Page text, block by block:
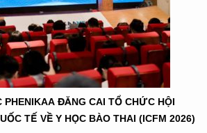
PHENIKAA ĐĂNG CAI TỔ CHỨC HỘI
TẾ VỀ Y HỌC BÀO THAI (ICFM 2026)